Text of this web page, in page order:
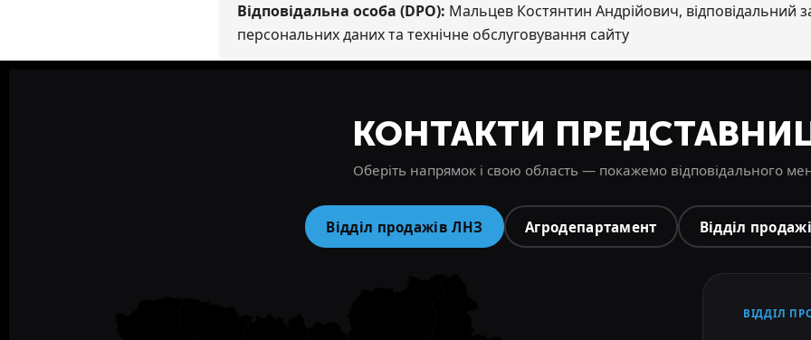
Відповідальна особа (DPO): Мальцев Костянтин Андрійович, відповідальний
персональних даних та технічне обслуговування сайту
КОНТАКТИ
Оберіть напрямок і свою область — покажемо відповідального
Відділ продажів ЛНЗ Агродепартамент Відділ
ВІДДІЛ